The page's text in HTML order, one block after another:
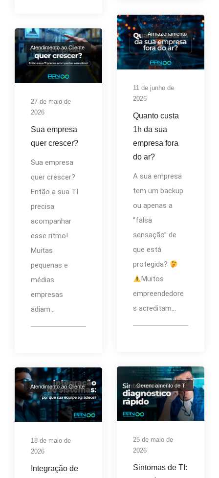
Armazenamento
11 de junho de
2026
Quanto custa
1h da sua
empresa fora
do ar?
A sua empresa
tem um backup
ou apenas a
“falsa
sensação” de
que está
protegida?
Muitos
empreendedore
s acreditam...
Atendimento ao Cliente
27 de maio de
2026
Sua empresa
quer crescer?
Sua empresa
quer crescer?
Então a sua TI
precisa
acompanhar
esse ritmo!
Muitas
pequenas e
médias
empresas
adiam...
Gerenciamento de TI
25 de maio de
2026
Sintomas de TI:
Atendimento ao Cliente
18 de maio de
2026
Integração de